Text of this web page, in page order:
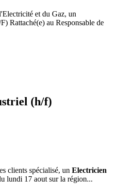
et du Gaz, un
Rattaché(e) au Responsable de
(h/f)
clients spécialisé, un Electricien
lundi 17 aout sur la région...